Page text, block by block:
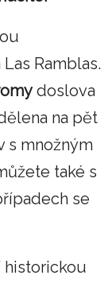
Ramblas.
doslova
na pět
s množným
také s
se
historickou